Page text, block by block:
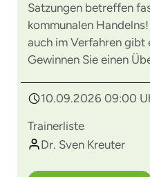
Satzungen betreffen
kommunalen
auch im Verfahren gibt
Gewinnen Sie einen
10.09.2026 09:00
Trainerliste
Dr. Sven Kreuter